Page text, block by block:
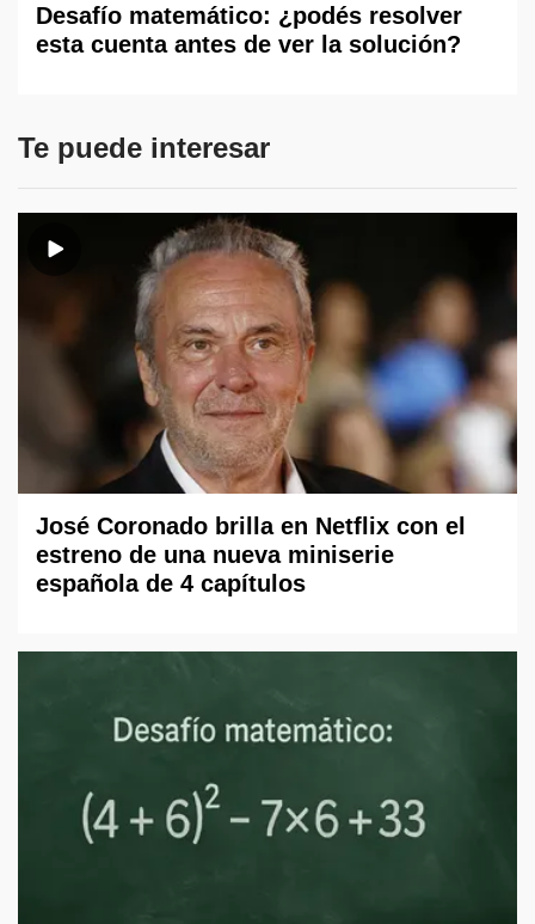
Desafío matemático: ¿podés resolver
esta cuenta antes de ver la solución?
Te puede interesar
José Coronado brilla en Netflix con el
estreno de una nueva miniserie
española de 4 capítulos